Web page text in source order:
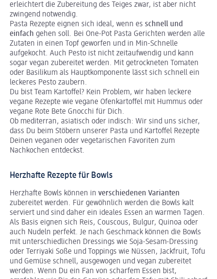
erleichtert die Zubereitung des Teiges zwar, ist aber nicht
zwingend notwendig.
Pasta Rezepte eignen sich ideal, wenn es schnell und
einfach gehen soll. Bei One-Pot Pasta Gerichten werden alle
Zutaten in einen Topf geworfen und in Min-Schnelle
aufgekocht. Auch Pesto ist nicht zeitaufwendig und kann
sogar vegan zubereitet werden. Mit getrockneten Tomaten
oder Basilikum als Hauptkomponente lässt sich schnell ein
leckeres Pesto zaubern.
Du bist Team Kartoffel? Kein Problem, wir haben leckere
vegane Rezepte wie vegane Ofenkartoffel mit Hummus oder
vegane Rote Bete Gnocchi für Dich.
Ob mediterran, asiatisch oder indisch: Wir sind uns sicher,
dass Du beim Stöbern unserer Pasta und Kartoffel Rezepte
Deinen veganen oder vegetarischen Favoriten zum
Nachkochen entdeckst.
Herzhafte Rezepte für Bowls
Herzhafte Bowls können in verschiedenen Varianten
zubereitet werden. Für gewöhnlich werden die Bowls kalt
serviert und sind daher ein ideales Essen an warmen Tagen.
Als Basis eignen sich Reis, Couscous, Bulgur, Quinoa oder
auch Nudeln perfekt. Je nach Geschmack können die Bowls
mit unterschiedlichen Dressings wie Soja-Sesam-Dressing
oder Terriyaki Soße und Toppings wie Nüssen, Jackfruit, Tofu
und Gemüse schnell, ausgewogen und vegan zubereitet
werden. Wenn Du ein Fan von scharfem Essen bist,